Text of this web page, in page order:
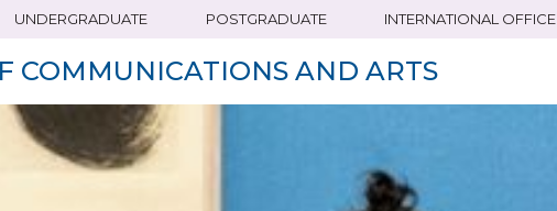
UNDERGRADUATE POSTGRADUATE INTERNATIONAL OFFICE
COMMUNICATIONS AND ARTS